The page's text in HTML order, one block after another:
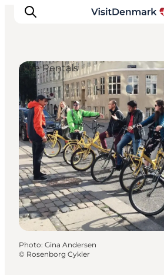
Inspirations
Destinations
Quoi faire
Hébergements
Planifiez votre voyage
Bike Rentals
Photo: Gina Andersen
© Rosenborg Cykler